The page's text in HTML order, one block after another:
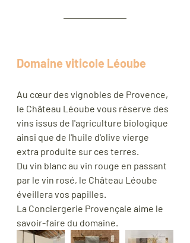
Domaine viticole Léoube
Au cœur des vignobles de Provence,
le Château Léoube vous réserve des
vins issus de l'agriculture biologique
ainsi que de l'huile d'olive vierge
extra produite sur ces terres.
Du vin blanc au vin rouge en passant
par le vin rosé, le Château Léoube
éveillera vos papilles.
La Conciergerie Provençale aime le
savoir-faire du domaine.